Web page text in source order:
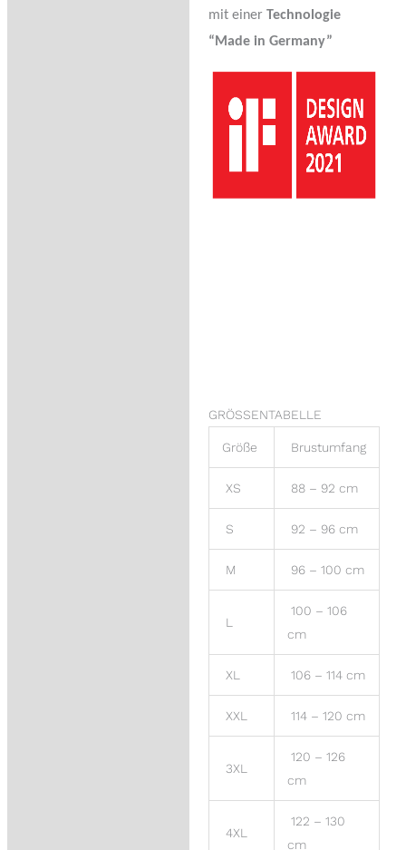
mit einer Technologie
“Made in Germany”
GRÖSSENTABELLE
Größe Brustumfang
XS 88 – 92 cm
S 92 – 96 cm
M 96 – 100 cm
L
100 – 106
cm
XL 106 – 114 cm
XXL 114 – 120 cm
3XL
120 – 126
cm
4XL
122 – 130
cm